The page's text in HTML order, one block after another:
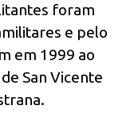
foram
e pelo
em 1999 ao
San Vicente